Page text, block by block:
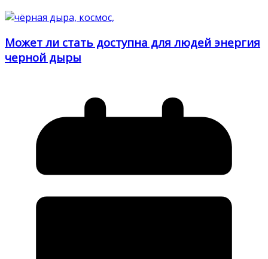
Может ли стать доступна для людей энергия
черной дыры